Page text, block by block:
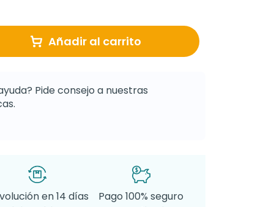
Añadir al carrito
Pide consejo a nuestras
en 14 días
Pago 100% seguro